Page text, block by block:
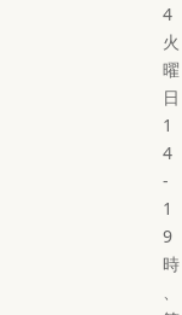
4
火
曜
日
1
4
-
1
9
時
、